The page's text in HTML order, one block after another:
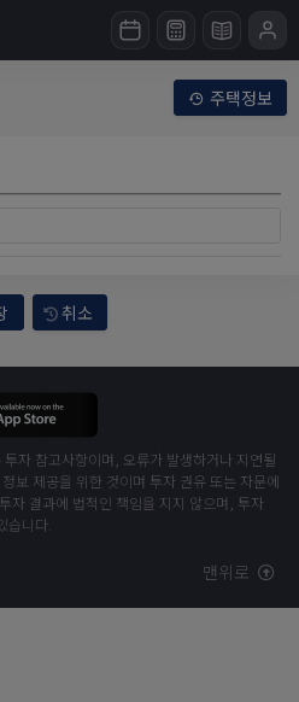
주택정보
취소
자 참고사항이며, 오류가 발생하거나 지연될
보 제공을 위한 것이며 투자 권유 또는 자문에
자 결과에 법적인 책임을 지지 않으며, 투자
습니다.
맨위로